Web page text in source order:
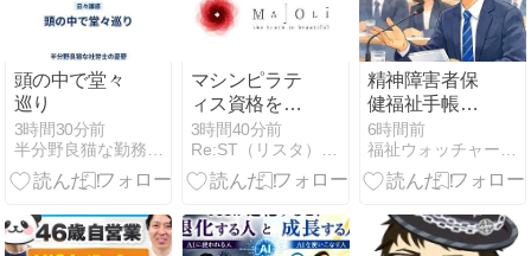
頭の中で堂々
巡り
3時間30分前
マシンピラテ
ィス資格をオ
ンラインで取
得｜MAJOLIの
料金と講座内
【2026】
3時間40分前
精神障害者保
健福祉手帳の
解説⑦｜制度
の課題と今後
望む4つの改
6時間前